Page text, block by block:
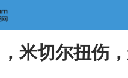
米切尔扭伤